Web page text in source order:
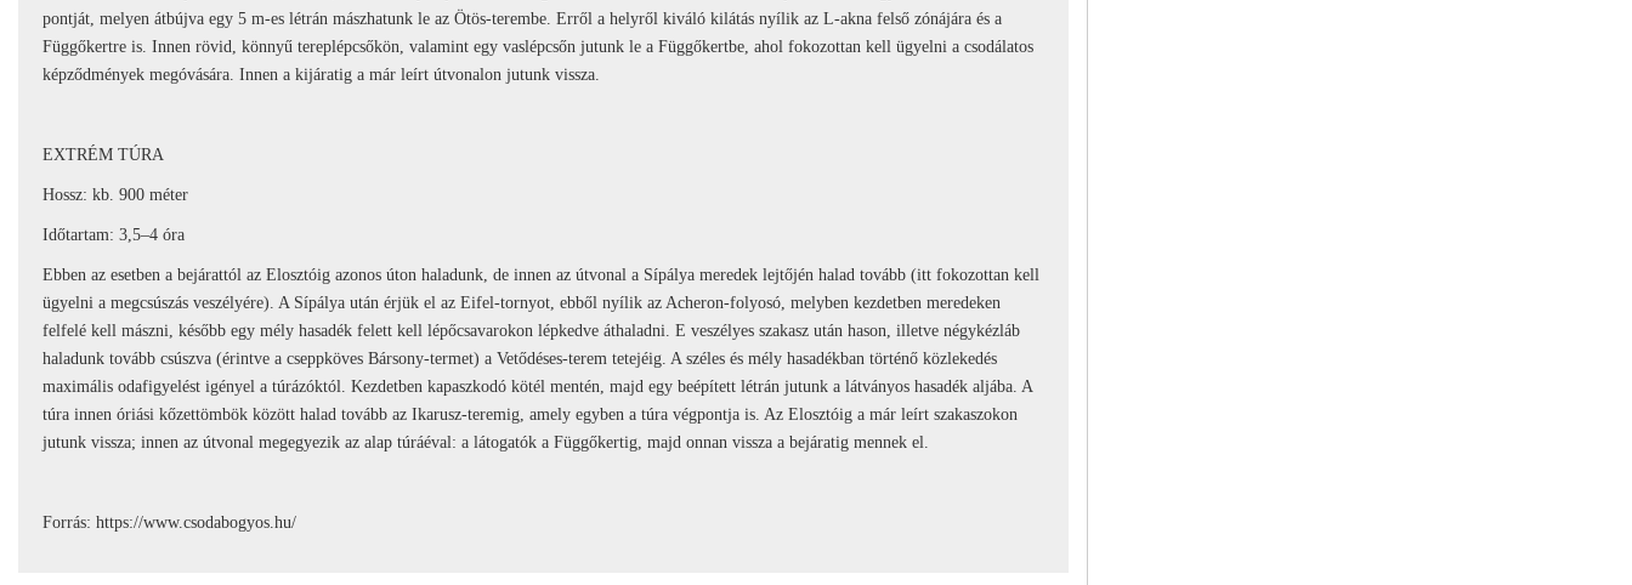
pontját, melyen átbújva egy 5 m-es létrán mászhatunk le az Ötös-terembe. Erről a helyről kiváló kilátás nyílik az L-akna felső zónájára és a
Függőkertre is. Innen rövid, könnyű tereplépcsőkön, valamint egy vaslépcsőn jutunk le a Függőkertbe, ahol fokozottan kell ügyelni a csodálatos
képződmények megóvására. Innen a kijáratig a már leírt útvonalon jutunk vissza.
EXTRÉM TÚRA
Hossz: kb. 900 méter
Időtartam: 3,5–4 óra
Ebben az esetben a bejárattól az Elosztóig azonos úton haladunk, de innen az útvonal a Sípálya meredek lejtőjén halad tovább (itt fokozottan kell
ügyelni a megcsúszás veszélyére). A Sípálya után érjük el az Eifel-tornyot, ebből nyílik az Acheron-folyosó, melyben kezdetben meredeken
felfelé kell mászni, később egy mély hasadék felett kell lépőcsavarokon lépkedve áthaladni. E veszélyes szakasz után hason, illetve négykézláb
haladunk tovább csúszva (érintve a cseppköves Bársony-termet) a Vetődéses-terem tetejéig. A széles és mély hasadékban történő közlekedés
maximális odafigyelést igényel a túrázóktól. Kezdetben kapaszkodó kötél mentén, majd egy beépített létrán jutunk a látványos hasadék aljába. A
túra innen óriási kőzettömbök között halad tovább az Ikarusz-teremig, amely egyben a túra végpontja is. Az Elosztóig a már leírt szakaszokon
jutunk vissza; innen az útvonal megegyezik az alap túráéval: a látogatók a Függőkertig, majd onnan vissza a bejáratig mennek el.
Forrás: https://www.csodabogyos.hu/